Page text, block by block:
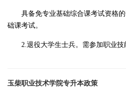
具备免专业基础综合课考试资格的
础课考试。
2.退役大学生士兵。需参加职业技
玉柴职业技术学院专升本政策